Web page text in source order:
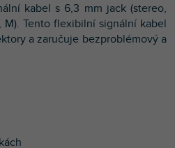
kabel s 6,3 mm jack (stereo,
M). Tento flexibilní signální kabel
a zaručuje bezproblémový a